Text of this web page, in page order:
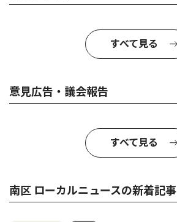
すべて見る
意見広告・議会報告
すべて見る
南区 ローカルニュースの新着記事